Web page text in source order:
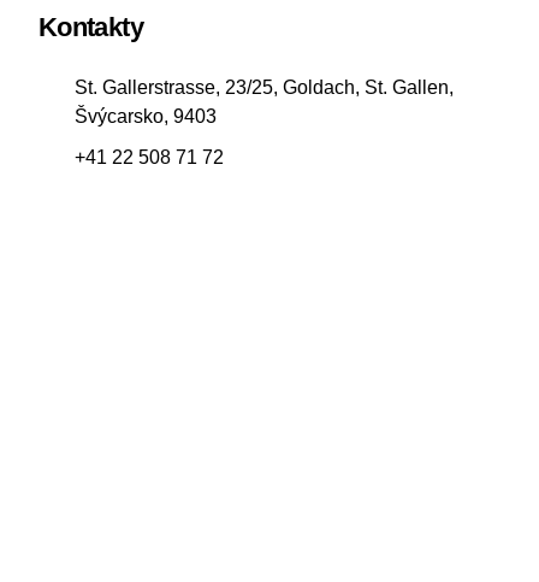
Kontakty
St. Gallerstrasse, 23/25, Goldach, St. Gallen,
Švýcarsko, 9403
+41 22 508 71 72